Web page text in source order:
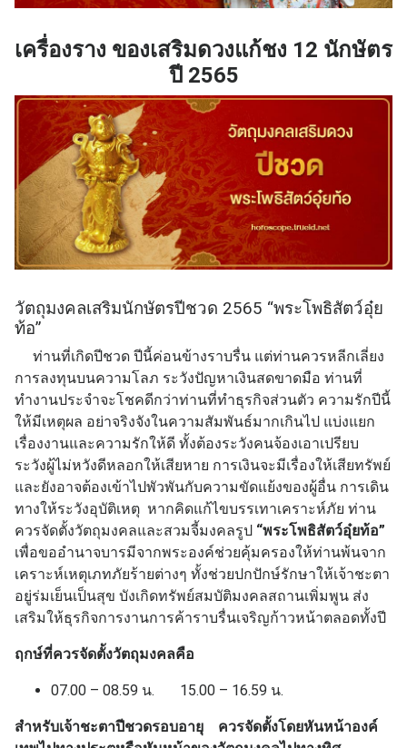
เครื่องราง ของเสริมดวงแก้ชง 12 นักษัตร
ปี 2565
วัตถุมงคลเสริมนักษัตรปีชวด 2565 “พระโพธิสัตว์อุ๋ย
ท้อ”
ท่านที่เกิดปีชวด ปีนี้ค่อนข้างราบรื่น แต่ท่านควรหลีกเลี่ยง
การลงทุนบนความโลภ ระวังปัญหาเงินสดขาดมือ ท่านที่
ทำงานประจำจะโชคดีกว่าท่านที่ทำธุรกิจส่วนตัว ความรักปีนี้
ให้มีเหตุผล อย่าจริงจังในความสัมพันธ์มากเกินไป แบ่งแยก
เรื่องงานและความรักให้ดี ทั้งต้องระวังคนจ้องเอาเปรียบ
ระวังผู้ไม่หวังดีหลอกให้เสียหาย การเงินจะมีเรื่องให้เสียทรัพย์
และยังอาจต้องเข้าไปพัวพันกับความขัดแย้งของผู้อื่น การเดิน
ทางให้ระวังอุบัติเหตุ หากคิดแก้ไขบรรเทาเคราะห์ภัย ท่าน
ควรจัดตั้งวัตถุมงคลและสวมจี้มงคลรูป “พระโพธิสัตว์อุ๋ยท้อ”
เพื่อขออำนาจบารมีจากพระองค์ช่วยคุ้มครองให้ท่านพ้นจาก
เคราะห์เหตุเภทภัยร้ายต่างๆ ทั้งช่วยปกปักษ์รักษาให้เจ้าชะตา
อยู่ร่มเย็นเป็นสุข บังเกิดทรัพย์สมบัติมงคลสถานเพิ่มพูน ส่ง
เสริมให้ธุรกิจการงานการค้าราบรื่นเจริญก้าวหน้าตลอดทั้งปี
ฤกษ์ที่ควรจัดตั้งวัตถุมงคลคือ
07.00 – 08.59 น. 15.00 – 16.59 น.
สำหรับเจ้าชะตาปีชวดรอบอายุ ควรจัดตั้งโดยหันหน้าองค์